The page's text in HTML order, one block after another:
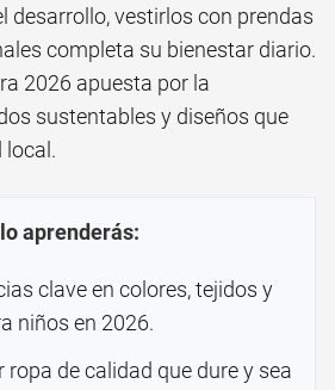
desarrollo, vestirlos con prendas
completa su bienestar diario.
2026 apuesta por la
sustentables y diseños que
local.
aprenderás:
clave en colores, tejidos y
niños en 2026.
ropa de calidad que dure y sea